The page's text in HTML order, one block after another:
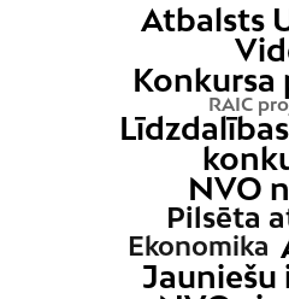
Atbalsts
Konkursa
RAIC
NVO
Pilsēta
Ekonomika
Jauniešu